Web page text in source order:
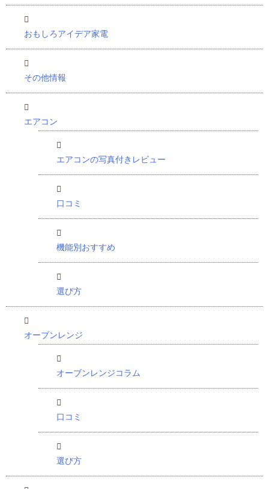
おもしろアイデア家電
その他情報
エアコン
エアコンの写真付きレビュー
口コミ
機能別おすすめ
選び方
オーブンレンジ
オーブンレンジコラム
口コミ
選び方